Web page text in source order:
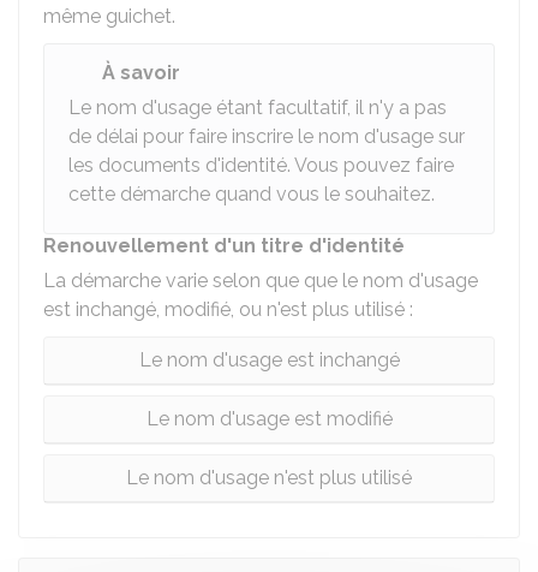
même guichet.
À savoir
Le nom d'usage étant facultatif, il n'y a pas
de délai pour faire inscrire le nom d'usage sur
les documents d'identité. Vous pouvez faire
cette démarche quand vous le souhaitez.
Renouvellement d'un titre d'identité
La démarche varie selon que que le nom d'usage
est inchangé, modifié, ou n'est plus utilisé :
Le nom d'usage est inchangé
Le nom d'usage est modifié
Le nom d'usage n'est plus utilisé